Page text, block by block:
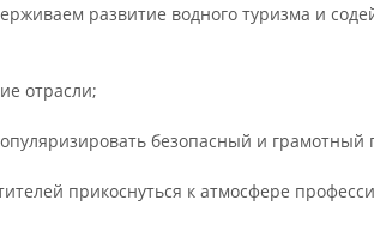
развитие водного туризма и
отрасли;
безопасный и грамотный
прикоснуться к атмосфере